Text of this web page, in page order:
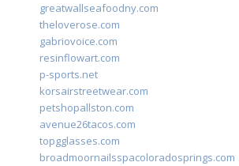
greatwallseafoodny.com
theloverose.com
gabriovoice.com
resinflowart.com
p-sports.net
korsairstreetwear.com
petshopallston.com
avenue26tacos.com
topgglasses.com
broadmoornailsspacoloradosprings.com